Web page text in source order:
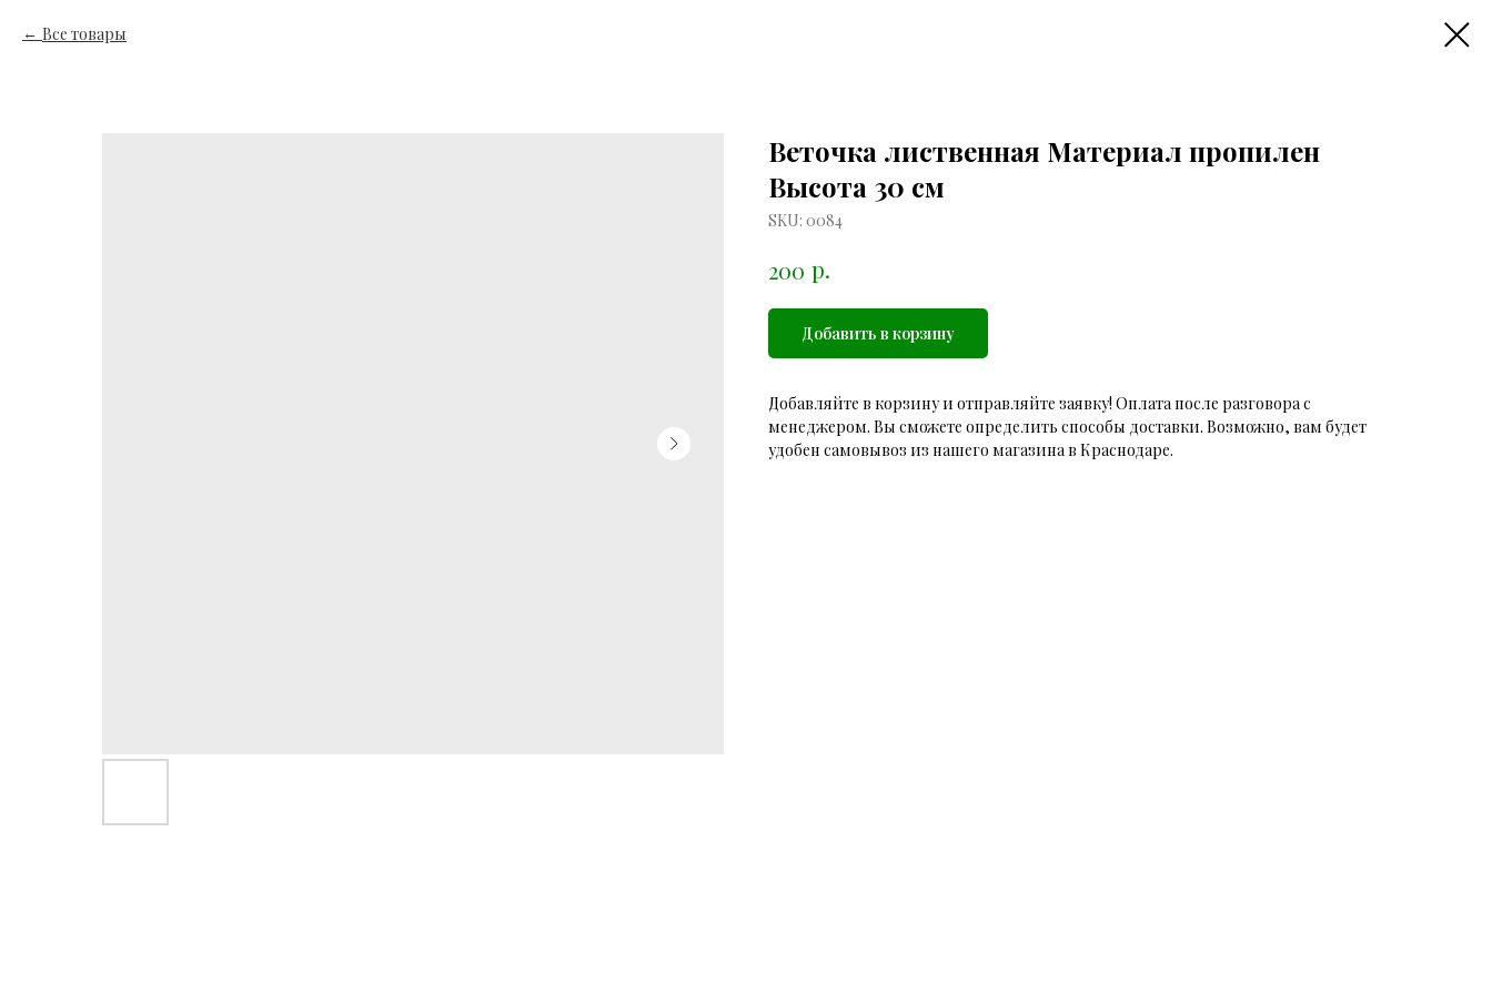
Все товары
Веточка лиственная Материал пропилен
Высота 30 см
SKU: 0084
200 р.
Добавить в корзину
Добавляйте в корзину и отправляйте заявку! Оплата после разговора с
менеджером. Вы сможете определить способы доставки. Возможно, вам будет
удобен самовывоз из нашего магазина в Краснодаре.